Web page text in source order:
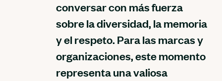
conversar con más fuerza
sobre la diversidad, la memoria
y el respeto. Para las marcas y
organizaciones, este momento
representa una valiosa